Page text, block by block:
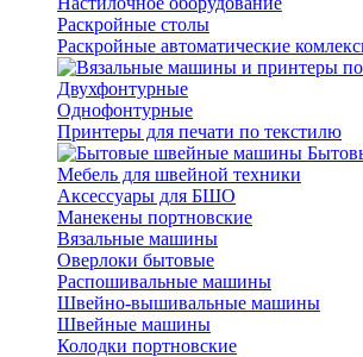
Раскройные столы
Раскройные автоматические
Двухфонтурные
Однофонтурные
Принтеры для печати по текстилю
Мебель для швейной техники
Аксессуары для БШО
Манекены портновские
Вязальные машины
Оверлоки бытовые
Распошивальные машины
Швейно-вышивальные машины
Швейные машины
Колодки портновские